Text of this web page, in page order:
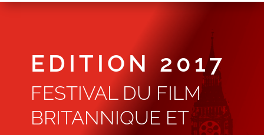
EDITION 2017
FESTIVAL DU FILM
BRITANNIQUE ET